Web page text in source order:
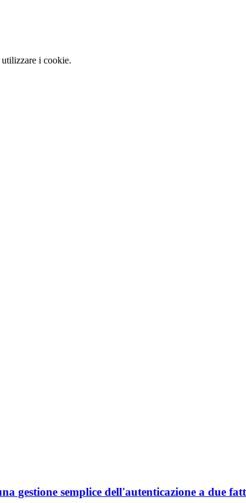
i cookie.
gestione semplice dell'autenticazione a due